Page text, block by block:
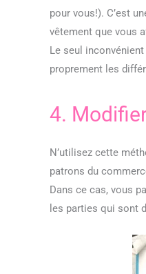
pour vous!). C’est
vêtement que vous
Le seul
proprement les
4.
N’utilisez cette
patrons du
Dans ce cas, vous
les parties qui sont